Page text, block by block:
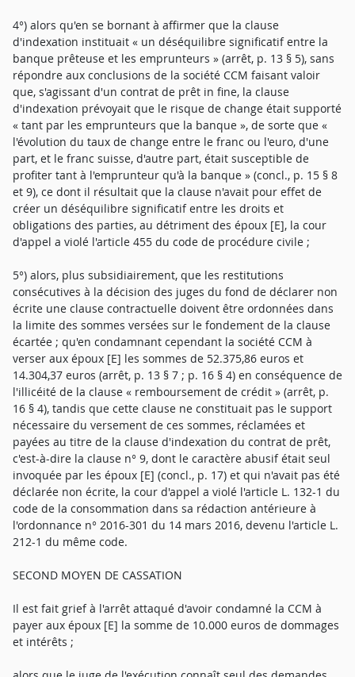
4°) alors qu'en se bornant à affirmer que la clause
d'indexation instituait « un déséquilibre significatif entre la
banque prêteuse et les emprunteurs » (arrêt, p. 13 § 5), sans
répondre aux conclusions de la société CCM faisant valoir
que, s'agissant d'un contrat de prêt in fine, la clause
d'indexation prévoyait que le risque de change était supporté
« tant par les emprunteurs que la banque », de sorte que «
l'évolution du taux de change entre le franc ou l'euro, d'une
part, et le franc suisse, d'autre part, était susceptible de
profiter tant à l'emprunteur qu'à la banque » (concl., p. 15 § 8
et 9), ce dont il résultait que la clause n'avait pour effet de
créer un déséquilibre significatif entre les droits et
obligations des parties, au détriment des époux [E], la cour
d'appel a violé l'article 455 du code de procédure civile ;
5°) alors, plus subsidiairement, que les restitutions
consécutives à la décision des juges du fond de déclarer non
écrite une clause contractuelle doivent être ordonnées dans
la limite des sommes versées sur le fondement de la clause
écartée ; qu'en condamnant cependant la société CCM à
verser aux époux [E] les sommes de 52.375,86 euros et
14.304,37 euros (arrêt, p. 13 § 7 ; p. 16 § 4) en conséquence de
l'illicéité de la clause « remboursement de crédit » (arrêt, p.
16 § 4), tandis que cette clause ne constituait pas le support
nécessaire du versement de ces sommes, réclamées et
payées au titre de la clause d'indexation du contrat de prêt,
c'est-à-dire la clause n° 9, dont le caractère abusif était seul
invoquée par les époux [E] (concl., p. 17) et qui n'avait pas été
déclarée non écrite, la cour d'appel a violé l'article L. 132-1 du
code de la consommation dans sa rédaction antérieure à
l'ordonnance n° 2016-301 du 14 mars 2016, devenu l'article L.
212-1 du même code.
SECOND MOYEN DE CASSATION
Il est fait grief à l'arrêt attaqué d'avoir condamné la CCM à
payer aux époux [E] la somme de 10.000 euros de dommages
et intérêts ;